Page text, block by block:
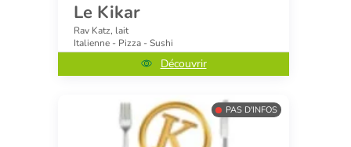
Le Kikar
Rav Katz, lait
Italienne - Pizza - Sushi
Découvrir
PAS D'INFOS